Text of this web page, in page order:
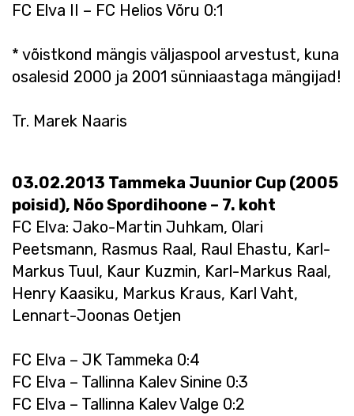
FC Elva II – FC Helios Võru 0:1
* võistkond mängis väljaspool arvestust, kuna
osalesid 2000 ja 2001 sünniaastaga mängijad!
Tr. Marek Naaris
03.02.2013 Tammeka Juunior Cup (2005
poisid), Nõo Spordihoone – 7. koht
FC Elva: Jako-Martin Juhkam, Olari
Peetsmann, Rasmus Raal, Raul Ehastu, Karl-
Markus Tuul, Kaur Kuzmin, Karl-Markus Raal,
Henry Kaasiku, Markus Kraus, Karl Vaht,
Lennart-Joonas Oetjen
FC Elva – JK Tammeka 0:4
FC Elva – Tallinna Kalev Sinine 0:3
FC Elva – Tallinna Kalev Valge 0:2